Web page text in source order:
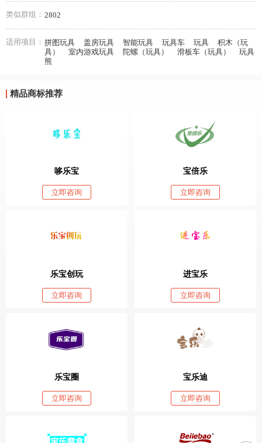
类似群组： 2802
适用项目： 拼图玩具 盖房玩具 智能玩具 玩具车 玩具
积木（玩
具）
室内游戏玩具 陀螺（玩具） 滑板车（玩具）
玩具
熊
精品商标推荐
哆乐宝
立即咨询
宝倍乐
立即咨询
乐宝创玩
立即咨询
进宝乐
立即咨询
乐宝圈
立即咨询
宝乐迪
立即咨询